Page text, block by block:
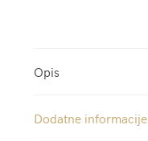
Opis
Dodatne informacije